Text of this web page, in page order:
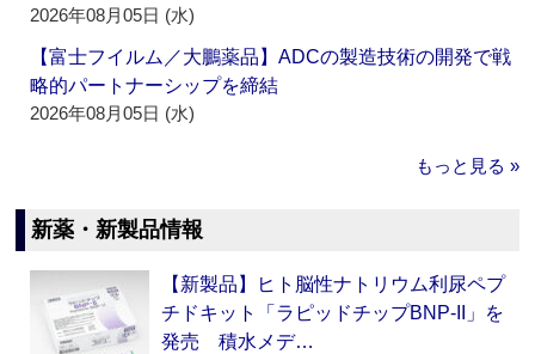
2026年08月05日 (水)
【富士フイルム／大鵬薬品】ADCの製造技術の開発で戦
略的パートナーシップを締結
2026年08月05日 (水)
もっと見る »
新薬・新製品情報
【新製品】ヒト脳性ナトリウム利尿ペプ
チドキット「ラピッドチップBNP-II」を
発売 積水メデ…